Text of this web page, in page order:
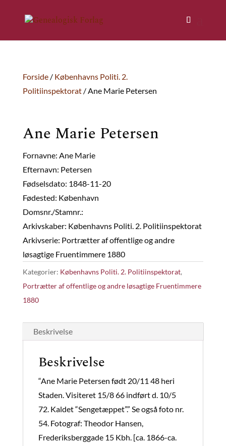
Forside/ Københavns Politi. 2.
Politiinspektorat/ Ane Marie Petersen
Ane Marie Petersen
Fornavne: Ane Marie
Efternavn: Petersen
Fødselsdato: 1848-11-20
Fødested: København
Domsnr./Stamnr.:
Arkivskaber: Københavns Politi. 2. Politiinspektorat
Arkivserie: Portrætter af offentlige og andre
løsagtige Fruentimmere 1880
Kategorier: Københavns Politi. 2. Politiinspektorat,
Portrætter af offentlige og andre løsagtige Fruentimmere
1880
Beskrivelse
Beskrivelse
“Ane Marie Petersen født 20/11 48 heri
Staden. Visiteret 15/8 66 indført d. 10/5
72. Kaldet “Sengetæppet”.” Se også foto nr.
54. Fotograf: Theodor Hansen,
Frederiksberggade 15 Kbh. [ca. 1866-ca.